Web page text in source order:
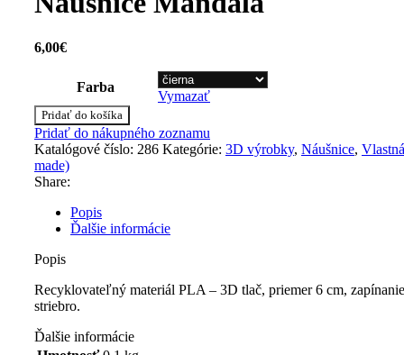
6,00€
Farba
Vymazať
množstvo
Náušnice
Mandala
Pridať do košíka
Pridať do nákupného zoznamu
Katalógové číslo: 286 Kategórie: 3D výrobky, Náušnice,
made)
Share:
Popis
Ďalšie informácie
Popis
Recyklovateľný materiál PLA – 3D tlač, priemer 6 cm,
striebro.
Ďalšie informácie